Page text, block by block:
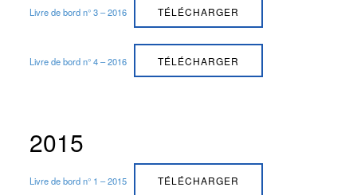
Livre de bord n° 3 – 2016 TÉLÉCHARGER
Livre de bord n° 4 – 2016 TÉLÉCHARGER
2015
Livre de bord n° 1 – 2015 TÉLÉCHARGER